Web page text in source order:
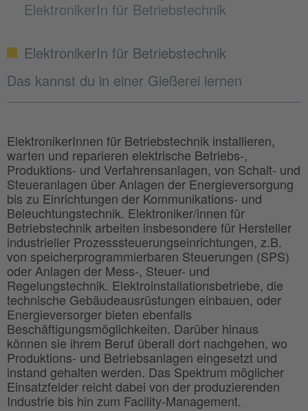
ElektronikerIn für Betriebstechnik
ElektronikerIn für Betriebstechnik
Das kannst du in einer Gießerei lernen
ElektronikerInnen für Betriebstechnik installieren,
warten und reparieren elektrische Betriebs-,
Produktions- und Verfahrensanlagen, von Schalt- und
Steueranlagen über Anlagen der Energieversorgung
bis zu Einrichtungen der Kommunikations- und
Beleuchtungstechnik. Elektroniker/innen für
Betriebstechnik arbeiten insbesondere für Hersteller
industrieller Prozesssteuerungseinrichtungen, z.B.
von speicherprogrammierbaren Steuerungen (SPS)
oder Anlagen der Mess-, Steuer- und
Regelungstechnik. Elektroinstallationsbetriebe, die
technische Gebäudeausrüstungen einbauen, oder
Energieversorger bieten ebenfalls
Beschäftigungsmöglichkeiten. Darüber hinaus
können sie ihrem Beruf überall dort nachgehen, wo
Produktions- und Betriebsanlagen eingesetzt und
instand gehalten werden. Das Spektrum möglicher
Einsatzfelder reicht dabei von der produzierenden
Industrie bis hin zum Facility-Management.